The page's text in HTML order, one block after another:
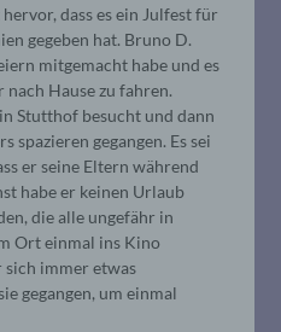
dass es ein Julfest für
gegeben hat. Bruno D.
mitgemacht habe und es
Hause zu fahren.
Stutthof besucht und dann
spazieren gegangen. Es sei
er seine Eltern während
habe er keinen Urlaub
die alle ungefähr in
Ort einmal ins Kino
sich immer etwas
gegangen, um einmal